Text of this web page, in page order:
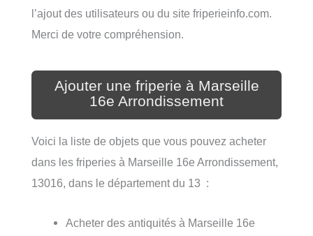
l’ajout des utilisateurs ou du site friperieinfo.com.
Merci de votre compréhension.
Ajouter une friperie à Marseille
16e Arrondissement
Voici la liste de objets que vous pouvez acheter
dans les friperies à Marseille 16e Arrondissement,
13016, dans le département du 13 :
Acheter des antiquités à Marseille 16e